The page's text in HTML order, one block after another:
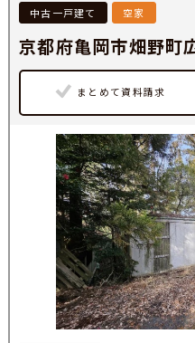
中古一戸建て 空家
京都府亀岡市畑野町
まとめて資料請求